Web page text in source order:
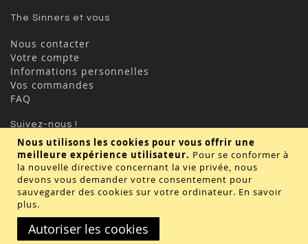
Nous utilisons les cookies pour vous offrir une
meilleure expérience utilisateur. Pour se conformer à
la nouvelle directive concernant la vie privée, nous
devons vous demander votre consentement pour
sauvegarder des cookies sur votre ordinateur. En savoir
plus.
Autoriser les cookies
The Sinners et vous
Nous contacter
Votre compte
Informations personnelles
Vos commandes
FAQ
Suivez-nous !
Valider
Copyright © 2020 - TBD Paris. Tout droit réservés.